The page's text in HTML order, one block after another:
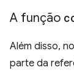
A função
Além disso,
parte da